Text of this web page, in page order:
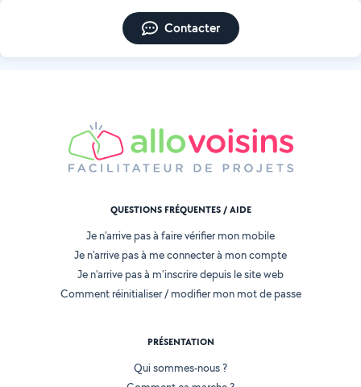
Contacter
QUESTIONS FRÉQUENTES / AIDE
Je n'arrive pas à faire vérifier mon mobile
Je n'arrive pas à me connecter à mon compte
Je n'arrive pas à m'inscrire depuis le site web
Comment réinitialiser / modifier mon mot de passe
PRÉSENTATION
Qui sommes-nous ?